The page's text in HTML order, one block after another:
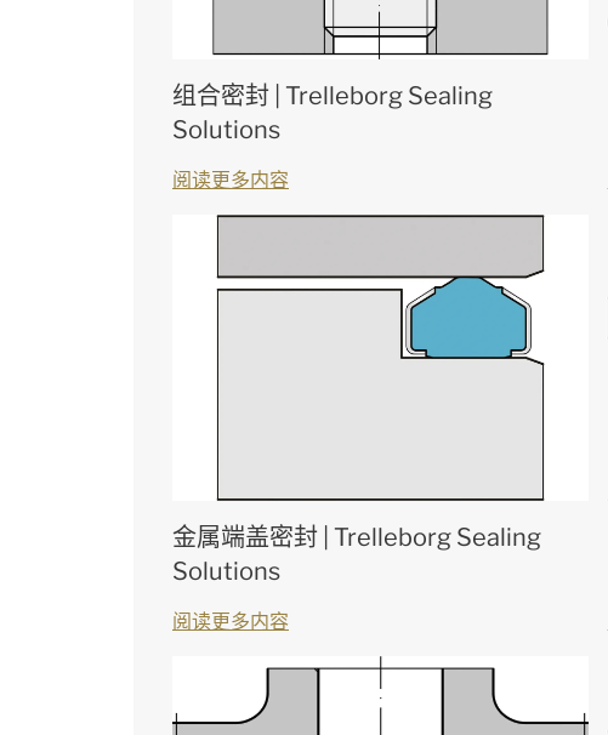
组合密封 | Trelleborg Sealing
Solutions
阅读更多内容
金属端盖密封 | Trelleborg Sealing
Solutions
阅读更多内容